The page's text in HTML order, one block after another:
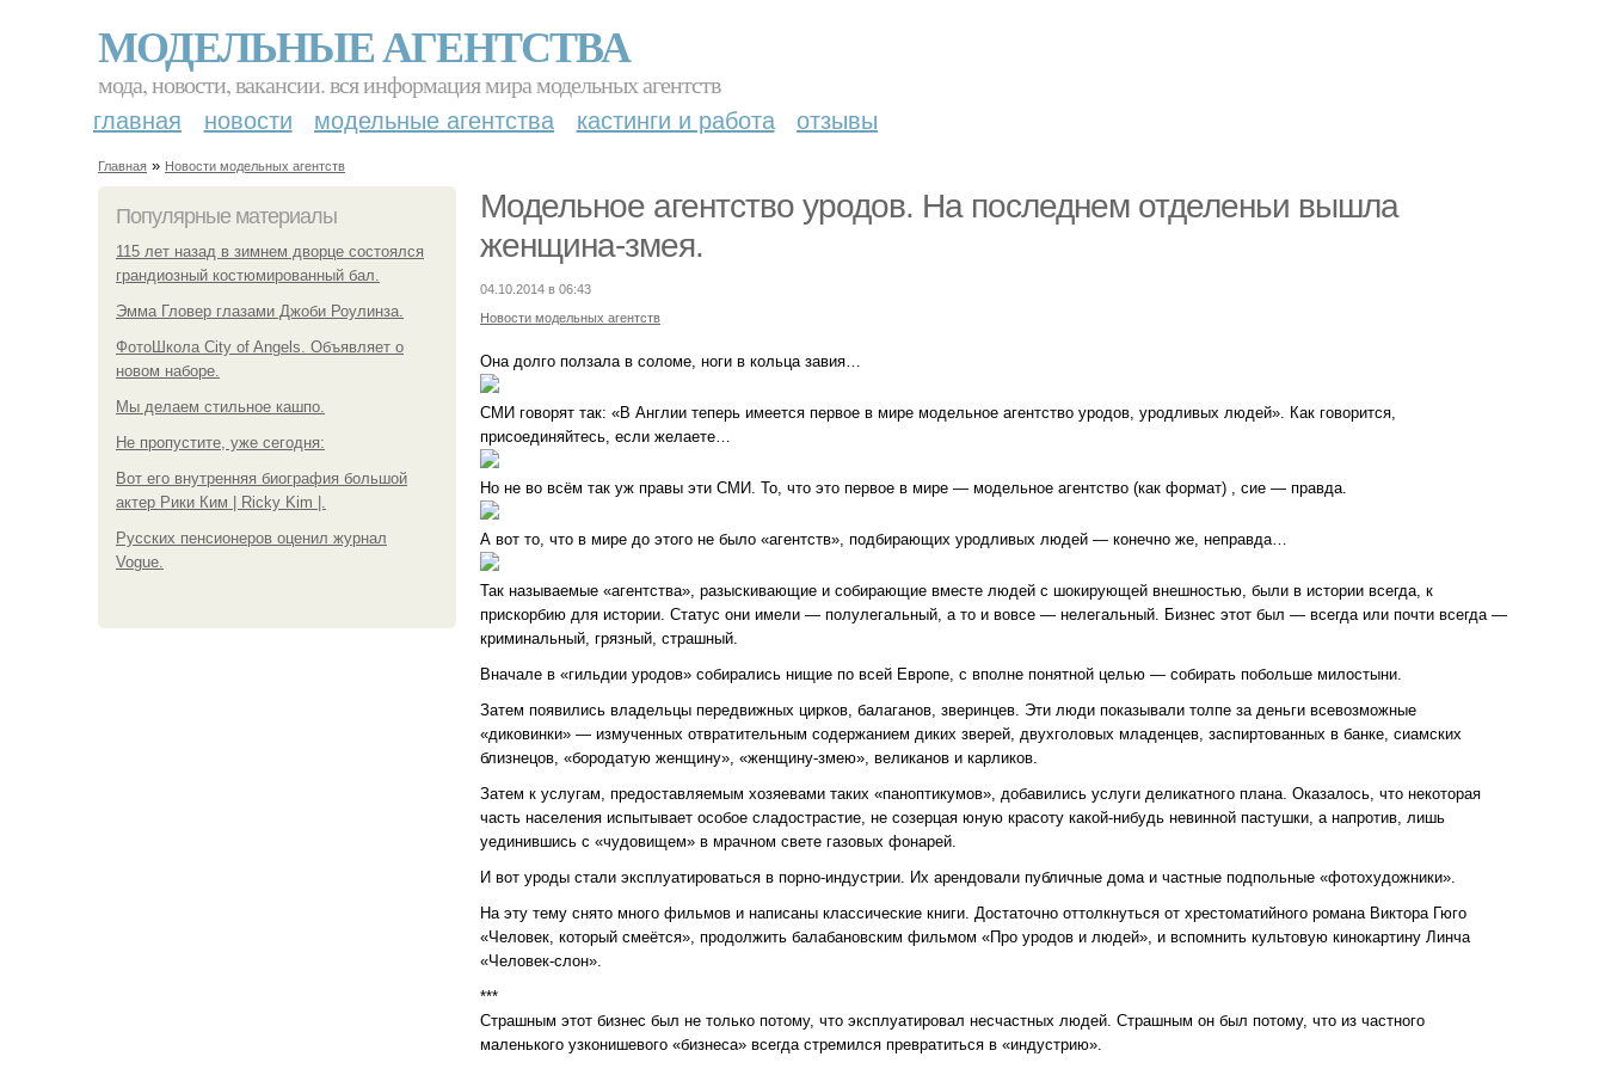
МОДЕЛЬНЫЕ АГЕНТСТВА
мода, новости, вакансии. вся информация мира модельных агентств
главная новости модельные агентства кастинги и работа отзывы
Главная » Новости модельных агентств
Популярные материалы
115 лет назад в зимнем дворце состоялся
грандиозный костюмированный бал.
Эмма Гловер глазами Джоби Роулинза.
ФотоШкола City of Angels. Объявляет о
новом наборе.
Мы делаем стильное кашпо.
Не пропустите, уже сегодня:
Вот его внутренняя биография большой
актер Рики Ким | Ricky Kim |.
Русских пенсионеров оценил журнал
Vogue.
Модельное агентство уродов. На последнем отделеньи вышла
женщина-змея.
04.10.2014 в 06:43
Новости модельных агентств
Она долго ползала в соломе, ноги в кольца завия…
СМИ говорят так: «В Англии теперь имеется первое в мире модельное агентство уродов, уродливых людей». Как говорится,
присоединяйтесь, если желаете…
Но не во всём так уж правы эти СМИ. То, что это первое в мире — модельное агентство (как формат) , сие — правда.
А вот то, что в мире до этого не было «агентств», подбирающих уродливых людей — конечно же, неправда…
Так называемые «агентства», разыскивающие и собирающие вместе людей с шокирующей внешностью, были в истории всегда, к
прискорбию для истории. Статус они имели — полулегальный, а то и вовсе — нелегальный. Бизнес этот был — всегда или почти всегда —
криминальный, грязный, страшный.
Вначале в «гильдии уродов» собирались нищие по всей Европе, с вполне понятной целью — собирать побольше милостыни.
Затем появились владельцы передвижных цирков, балаганов, зверинцев. Эти люди показывали толпе за деньги всевозможные
«диковинки» — измученных отвратительным содержанием диких зверей, двухголовых младенцев, заспиртованных в банке, сиамских
близнецов, «бородатую женщину», «женщину-змею», великанов и карликов.
Затем к услугам, предоставляемым хозяевами таких «паноптикумов», добавились услуги деликатного плана. Оказалось, что некоторая
часть населения испытывает особое сладострастие, не созерцая юную красоту какой-нибудь невинной пастушки, а напротив, лишь
уединившись с «чудовищем» в мрачном свете газовых фонарей.
И вот уроды стали эксплуатироваться в порно-индустрии. Их арендовали публичные дома и частные подпольные «фотохудожники».
На эту тему снято много фильмов и написаны классические книги. Достаточно оттолкнуться от хрестоматийного романа Виктора Гюго
«Человек, который смеётся», продолжить балабановским фильмом «Про уродов и людей», и вспомнить культовую кинокартину Линча
«Человек-слон».
***
Страшным этот бизнес был не только потому, что эксплуатировал несчастных людей. Страшным он был потому, что из частного
маленького узконишевого «бизнеса» всегда стремился превратиться в «индустрию».